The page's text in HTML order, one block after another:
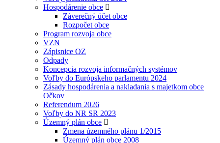
Hospodárenie obce
Záverečný účet obce
Rozpočet obce
Program rozvoja obce
VZN
Zápisnice OZ
Odpady
Koncepcia rozvoja informačných systémov
Voľby do Európskeho parlamentu 2024
Zásady hospodárenia a nakladania s majetkom obce
Očkov
Referendum 2026
Voľby do NR SR 2023
Územný plán obce
Zmena územného plánu 1/2015
Územný plán obce 2008